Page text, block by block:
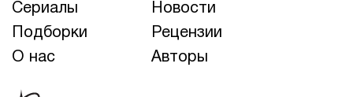
Сериалы
Новости
Подборки
Рецензии
О нас
Авторы